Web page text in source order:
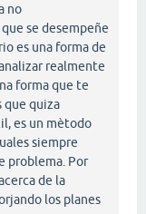
no
se desempeñe
es una forma de
realmente
forma que te
que quiza
es un mètodo
siempre
problema. Por
de la
los planes